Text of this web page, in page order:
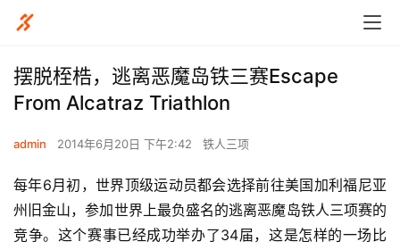
摆脱桎梏，逃离恶魔岛铁三赛Escape
From Alcatraz Triathlon
admin 2014年6月20日 下午2:42 铁人三项
每年6月初，世界顶级运动员都会选择前往美国加利福尼亚
州旧金山，参加世界上最负盛名的逃离恶魔岛铁人三项赛的
竞争。这个赛事已经成功举办了34届，这是怎样的一场比